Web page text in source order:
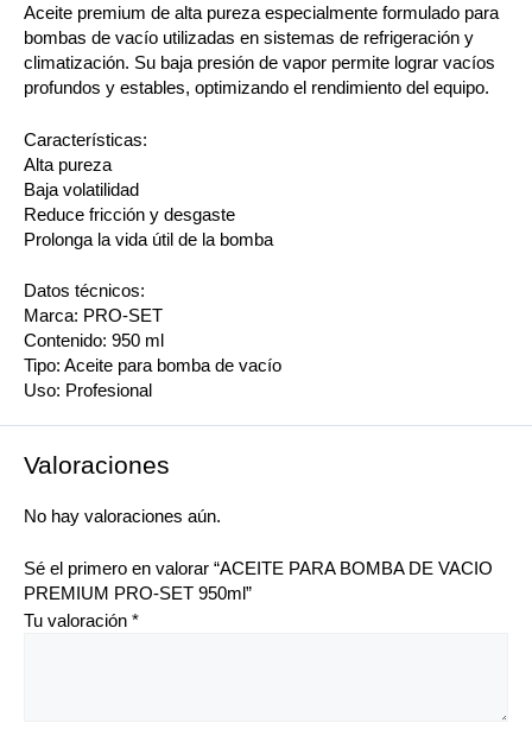
Aceite premium de alta pureza especialmente formulado para
bombas de vacío utilizadas en sistemas de refrigeración y
climatización. Su baja presión de vapor permite lograr vacíos
profundos y estables, optimizando el rendimiento del equipo.
Características:
Alta pureza
Baja volatilidad
Reduce fricción y desgaste
Prolonga la vida útil de la bomba
Datos técnicos:
Marca: PRO-SET
Contenido: 950 ml
Tipo: Aceite para bomba de vacío
Uso: Profesional
Valoraciones
No hay valoraciones aún.
Sé el primero en valorar “ACEITE PARA BOMBA DE VACIO
PREMIUM PRO-SET 950ml”
Tu valoración *